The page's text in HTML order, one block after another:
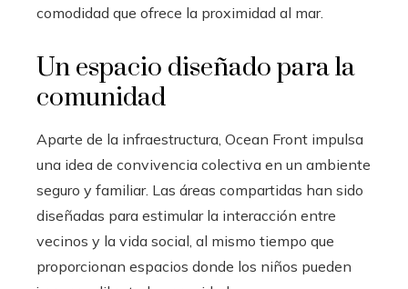
comodidad que ofrece la proximidad al mar.
Un espacio diseñado para la
comunidad
Aparte de la infraestructura, Ocean Front impulsa
una idea de convivencia colectiva en un ambiente
seguro y familiar. Las áreas compartidas han sido
diseñadas para estimular la interacción entre
vecinos y la vida social, al mismo tiempo que
proporcionan espacios donde los niños pueden